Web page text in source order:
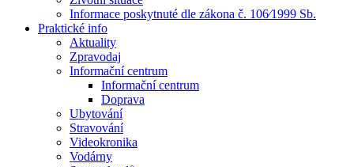
Informace poskytnuté dle zákona č. 106⁄1999 Sb.
Praktické info
Aktuality
Zpravodaj
Informační centrum
Informační centrum
Doprava
Ubytování
Stravování
Videokronika
Vodárny